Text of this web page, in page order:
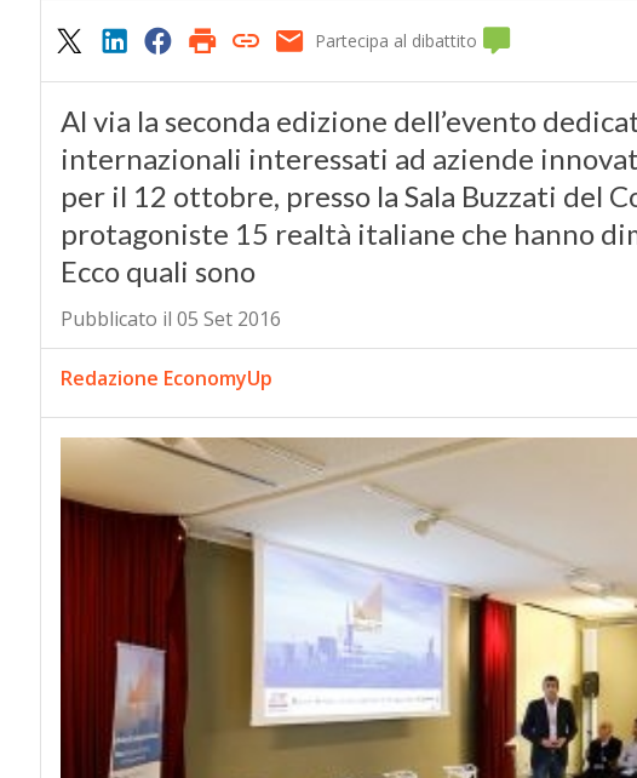
Partecipa al dibattito
Al via la seconda edizione dell’evento
internazionali interessati ad aziende
per il 12 ottobre, presso la Sala Buzzati del
protagoniste 15 realtà italiane che hanno
Ecco quali sono
Pubblicato il 05 Set 2016
Redazione EconomyUp